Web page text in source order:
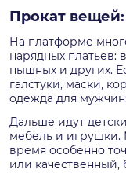
Прокат вещей:
На платформе
нарядных платьев:
пышных и других.
галстуки, маски,
одежда для
Дальше идут
мебель и игрушки.
время особенно
или качественный,